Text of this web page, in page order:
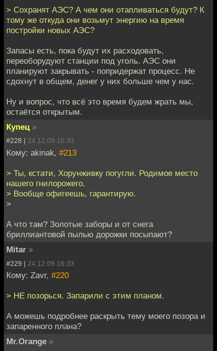
> Сохранят АЭС? А чем они отапливаться будут? К
тому же откуда они возьмут энергию на время
постройки новых АЭС?
Запасы есть, пока будут их расходовать,
переоборудуют станции под уголь. АЭС они
планируют закрывать - попридержат процесс. Не
сдохнут в общем, денег у них больше чем у нас.
Ну и вопрос, что всё это время будем жрать мы,
остаётся открытым.
Купец »
#228 | 24.12.09 16:33
Кому: akinak, #213
> Ты, кстати, Хорунживку погугли. Родимое место
нашего гнилорожего.
> Вообще офигеешь, гарантирую.
>
А что там? Золотые заборы и от снега
бриллиантовой пылью дорожки посыпают?
Mitar »
#229 | 24.12.09 16:33
Кому: Zavr, #220
> НЕ позорься. Запарили с этим планом.
А можешь подробнее раскрыть тему моего позора и
запаренного плана?
Mr.Orange »